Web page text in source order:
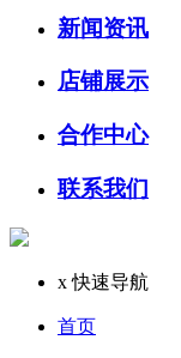
新闻资讯
店铺展示
合作中心
联系我们
x快速导航
首页